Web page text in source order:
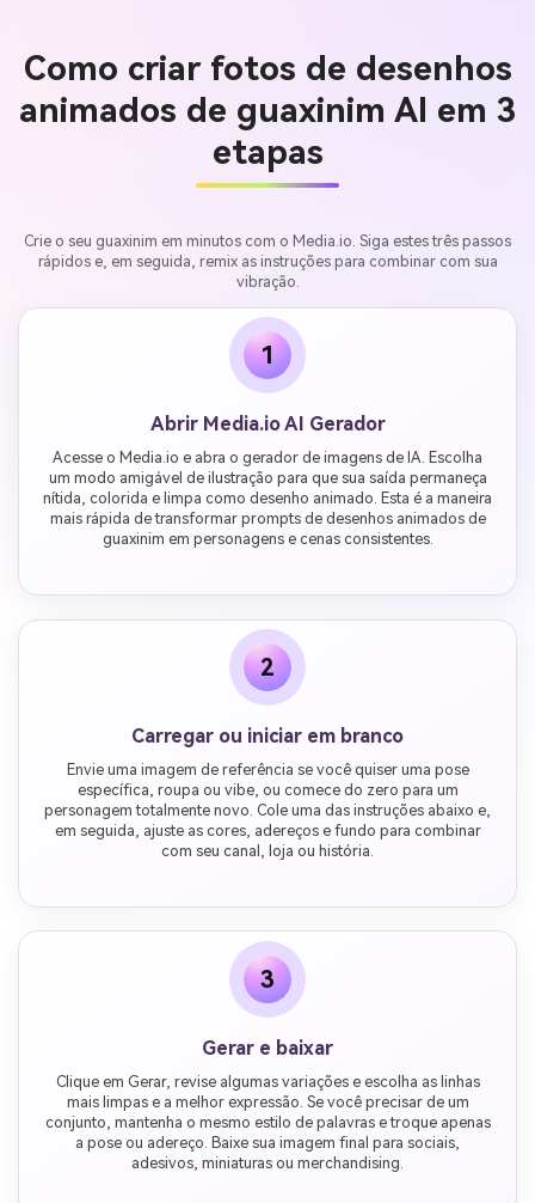
Como criar fotos de desenhos
animados de guaxinim AI em 3
etapas
Crie o seu guaxinim em minutos com o Media.io. Siga estes três passos
rápidos e, em seguida, remix as instruções para combinar com sua
vibração.
1
Abrir Media.io AI Gerador
Acesse o Media.io e abra o gerador de imagens de IA. Escolha
um modo amigável de ilustração para que sua saída permaneça
nítida, colorida e limpa como desenho animado. Esta é a maneira
mais rápida de transformar prompts de desenhos animados de
guaxinim em personagens e cenas consistentes.
2
Carregar ou iniciar em branco
Envie uma imagem de referência se você quiser uma pose
específica, roupa ou vibe, ou comece do zero para um
personagem totalmente novo. Cole uma das instruções abaixo e,
em seguida, ajuste as cores, adereços e fundo para combinar
com seu canal, loja ou história.
3
Gerar e baixar
Clique em Gerar, revise algumas variações e escolha as linhas
mais limpas e a melhor expressão. Se você precisar de um
conjunto, mantenha o mesmo estilo de palavras e troque apenas
a pose ou adereço. Baixe sua imagem final para sociais,
adesivos, miniaturas ou merchandising.